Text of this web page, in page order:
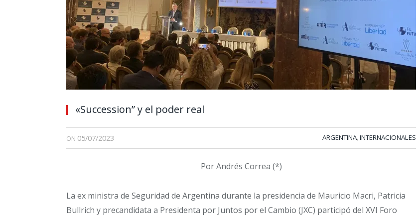
«Succession” y el poder real
ON 05/07/2023 ARGENTINA, INTERNACIONALES
Por Andrés Correa (*)
La ex ministra de Seguridad de Argentina durante la presidencia de Mauricio Macri, Patricia
Bullrich y precandidata a Presidenta por Juntos por el Cambio (JXC) participó del XVI Foro